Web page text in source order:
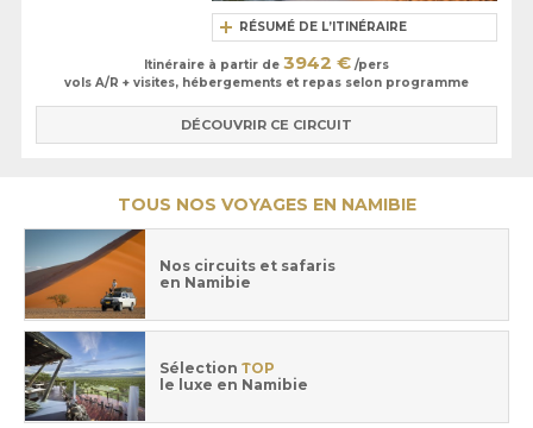
RÉSUMÉ DE L’ITINÉRAIRE
Itinéraire à partir de 3942 € /pers
vols A/R + visites, hébergements et repas selon programme
DÉCOUVRIR CE CIRCUIT
TOUS NOS VOYAGES EN NAMIBIE
Nos circuits et safaris
en Namibie
Sélection TOP
le luxe en Namibie